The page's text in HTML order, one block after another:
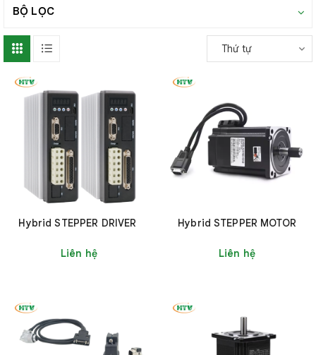
BỘ LỌC
Thứ tự
Hybrid STEPPER DRIVER
Liên hệ
Hybrid STEPPER MOTOR
Liên hệ